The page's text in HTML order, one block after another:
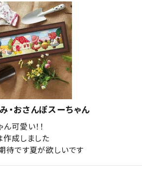
・おさんぽスーちゃん
可愛い！！
作成しました
待です夏が欲しいです